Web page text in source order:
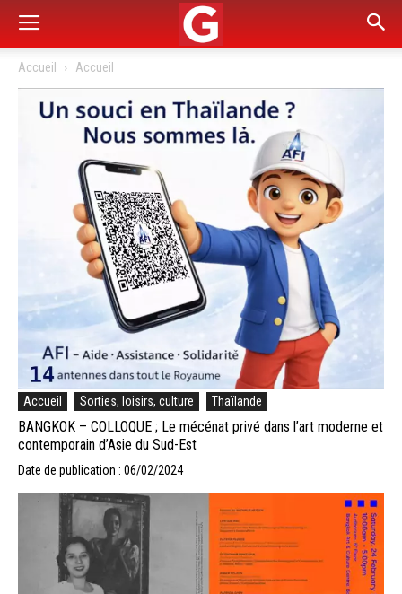
Accueil Accueil
Accueil Sorties, loisirs, culture Thaïlande
BANGKOK – COLLOQUE ; Le mécénat privé dans l’art moderne et
contemporain d’Asie du Sud-Est
Date de publication : 06/02/2024